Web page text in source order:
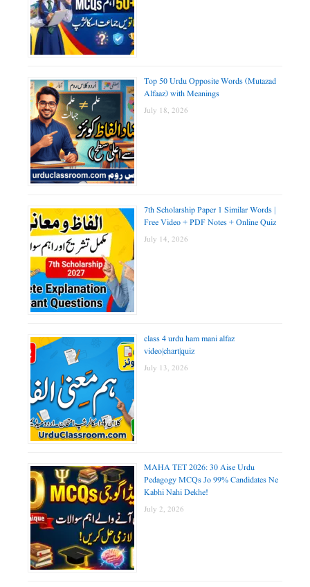
Top 50 Urdu Opposite Words (Mutazad
Alfaaz) with Meanings
July 18, 2026
7th Scholarship Paper 1 Similar Words |
Free Video + PDF Notes + Online Quiz
July 14, 2026
class 4 urdu ham mani alfaz
video|chart|quiz
July 13, 2026
MAHA TET 2026: 30 Aise Urdu
Pedagogy MCQs Jo 99% Candidates Ne
Kabhi Nahi Dekhe!
July 2, 2026